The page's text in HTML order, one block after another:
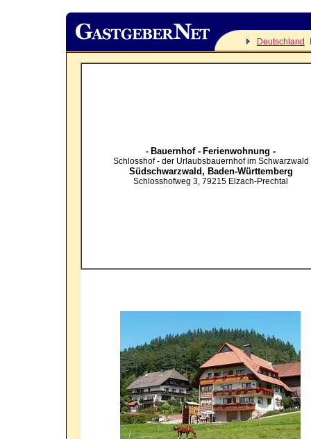
Deutschland
- Bauernhof - Ferienwohnung -
Schlosshof - der Urlaubsbauernhof im Schwarzwald
Südschwarzwald, Baden-Württemberg
Schlosshofweg 3, 79215 Elzach-Prechtal